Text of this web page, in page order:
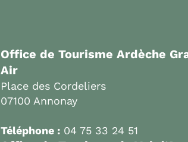
Office de Tourisme Ardèche
Air
Place des Cordeliers
07100 Annonay
Téléphone : 04 75 33 24 51